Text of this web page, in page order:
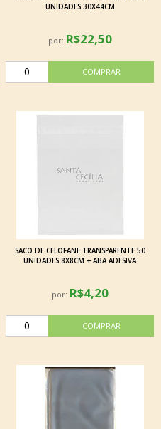
UNIDADES 30X44CM
por: R$22,50
SACO DE CELOFANE TRANSPARENTE 50
UNIDADES 8X8CM + ABA ADESIVA
por: R$4,20